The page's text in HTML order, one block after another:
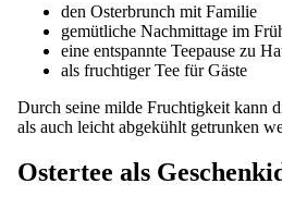
den Osterbrunch mit Familie
gemütliche Nachmittage im
eine entspannte Teepause zu
als fruchtiger Tee für Gäste
Durch seine milde Fruchtigkeit kann
als auch leicht abgekühlt getrunken
Ostertee als